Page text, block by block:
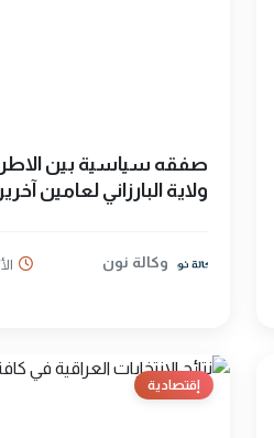
صفقه سياسية بين
ولاية البارزاني لعامين
وكالة نون
إقتصادية